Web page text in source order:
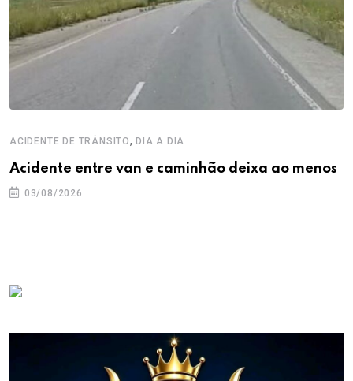
ACIDENTE DE TRÂNSITO, DIA A DIA
Acidente entre van e caminhão deixa ao menos
03/08/2026